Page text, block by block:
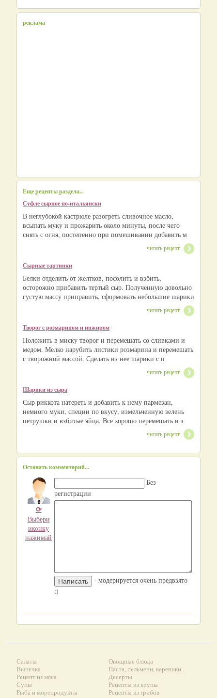
реклама
Еще рецепты раздела...
Суфле сырное по-итальянски
В неглубокой кастрюле разогреть сливочное масло,
всыпать муку и прожарить около минуты, после чего
снять с огня, постепенно при помешивании добавить м
читать рецепт
Сырные тартинки
Белки отделить от желтков, посолить и взбить,
осторожно прибавить тертый сыр. Полученную довольно
густую массу приправить, сформовать небольшие шарики
читать рецепт
Творог с розмарином и инжиром
Положить в миску творог и перемешать со сливками и
медом. Мелко нарубить листики розмарина и перемешать
с творожной массой. Сделать из нее шарики с п
читать рецепт
Шарики из сыра
Сыр риккота натереть и добавить к нему пармезан,
немного муки, специи по вкусу, измельченную зелень
петрушки и взбитые яйца. Все хорошо перемешать и з
читать рецепт
Оставить комментарий...
⟳
Выбери
иконку
нажимай
Без
регистрации
- модерируется очень предвзято
:)
Салаты
Выпечка
Рецепт из мяса
Супы
Рыба и морепродукты
Овощные блюда
Паста, пельмени, вареники...
Десерты
Рецепты из крупы
Рецепты из грибов